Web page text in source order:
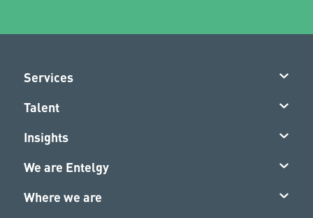
Services
Talent
Insights
We are Entelgy
Where we are